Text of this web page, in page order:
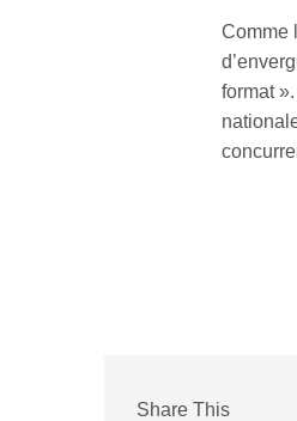
Comme
format
Share This